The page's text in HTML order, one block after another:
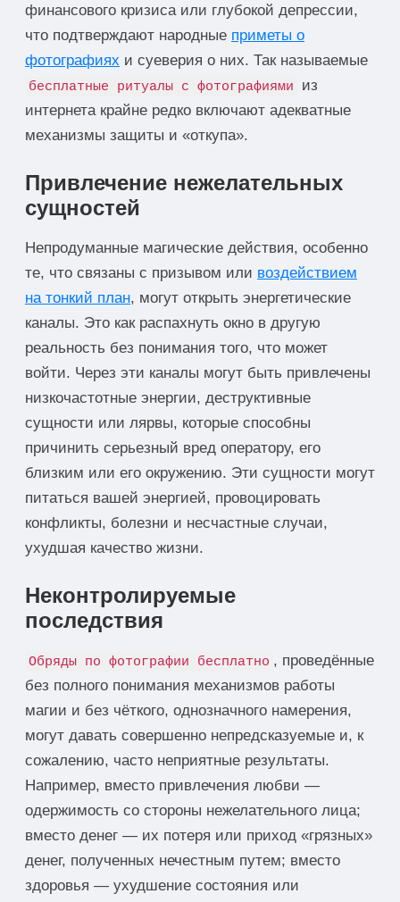
финансового кризиса или глубокой депрессии,
что подтверждают народные приметы о
фотографиях и суеверия о них. Так называемые
бесплатные ритуалы с фотографиями
из
интернета крайне редко включают адекватные
механизмы защиты и «откупа».
Привлечение нежелательных
сущностей
Непродуманные магические действия, особенно
те, что связаны с призывом или воздействием
на тонкий план, могут открыть энергетические
каналы. Это как распахнуть окно в другую
реальность без понимания того, что может
войти. Через эти каналы могут быть привлечены
низкочастотные энергии, деструктивные
сущности или лярвы, которые способны
причинить серьезный вред оператору, его
близким или его окружению. Эти сущности могут
питаться вашей энергией, провоцировать
конфликты, болезни и несчастные случаи,
ухудшая качество жизни.
Неконтролируемые
последствия
Обряды по фотографии бесплатно , проведённые
без полного понимания механизмов работы
магии и без чёткого, однозначного намерения,
могут давать совершенно непредсказуемые и, к
сожалению, часто неприятные результаты.
Например, вместо привлечения любви —
одержимость со стороны нежелательного лица;
вместо денег — их потеря или приход «грязных»
денег, полученных нечестным путем; вместо
здоровья — ухудшение состояния или